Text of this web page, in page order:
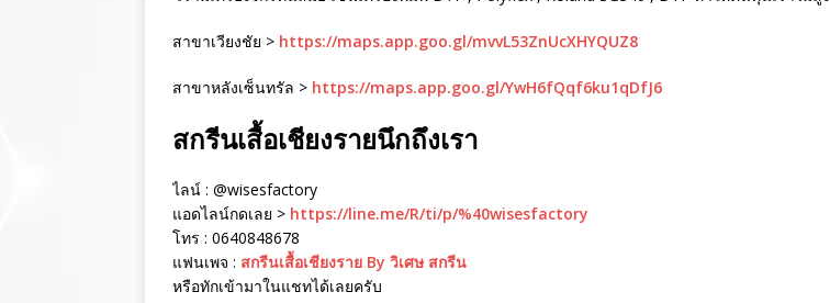
สาขาเวียงชัย > https://maps.app.goo.gl/mvvL53ZnUcXHYQUZ8
สาขาหลังเซ็นทรัล > https://maps.app.goo.gl/YwH6fQqf6ku1qDfJ6
สกรีนเสื้อเชียงรายนึกถึงเรา
ไลน์ : @wisesfactory
แอดไลน์กดเลย > https://line.me/R/ti/p/%40wisesfactory
โทร : 0640848678
แฟนเพจ : สกรีนเสื้อเชียงราย By วิเศษ สกรีน
หรือทักเข้ามาในแชทได้เลยครับ